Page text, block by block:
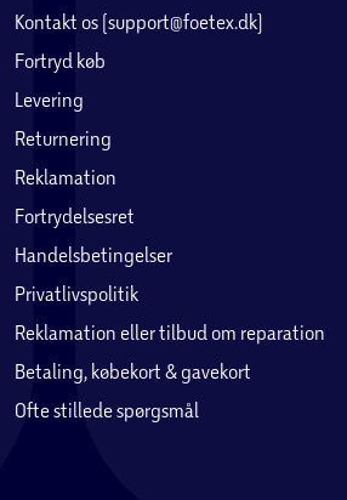
Kontakt os (support@foetex.dk)
Fortryd køb
Levering
Returnering
Reklamation
Fortrydelsesret
Handelsbetingelser
Privatlivspolitik
Reklamation eller tilbud om reparation
Betaling, købekort & gavekort
Ofte stillede spørgsmål